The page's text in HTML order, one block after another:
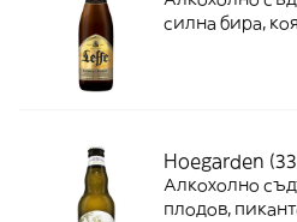
силна бира,
Hoegarden
Алкохолно
плодов,